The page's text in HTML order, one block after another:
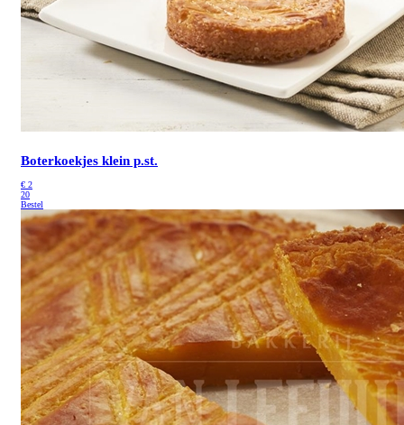
Boterkoekjes klein p.st.
€ 2
20
Bestel